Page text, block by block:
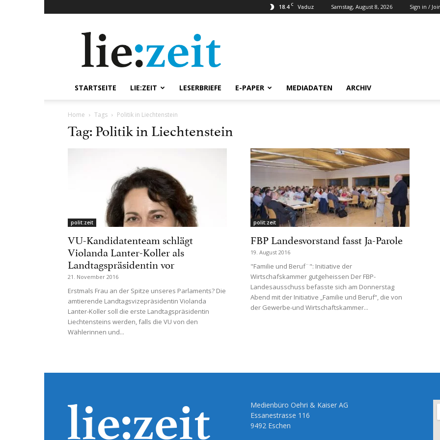
18.4 C Vaduz Samstag, August 8, 2026 Sign in /
STARTSEITE LIE:ZEIT LESERBRIEFE E-PAPER MEDIADATEN ARCHIV
Home Tags Politik in Liechtenstein
Tag: Politik in Liechtenstein
polit:zeit
VU-Kandidatenteam schlägt
Violanda Lanter-Koller als
Landtagspräsidentin vor
21. November 2016
Erstmals Frau an der Spitze unseres Parlaments? Die
amtierende Landtagsvizepräsidentin Violanda
Lanter-Koller soll die erste Landtagspräsidentin
Liechtensteins werden, falls die VU von den
Wählerinnen und...
polit:zeit
FBP Landesvorstand fasst Ja-Parole
19. August 2016
"Familie und Beruf¨": Initiative der
Wirtschafskammer gutgeheissen Der FBP-
Landesausschuss befasste sich am Donnerstag
Abend mit der Initiative „Familie und Beruf“, die von
der Gewerbe-und Wirtschaftskammer...
Medienbüro Oehri & Kaiser AG
Essanestrasse 116
9492 Eschen